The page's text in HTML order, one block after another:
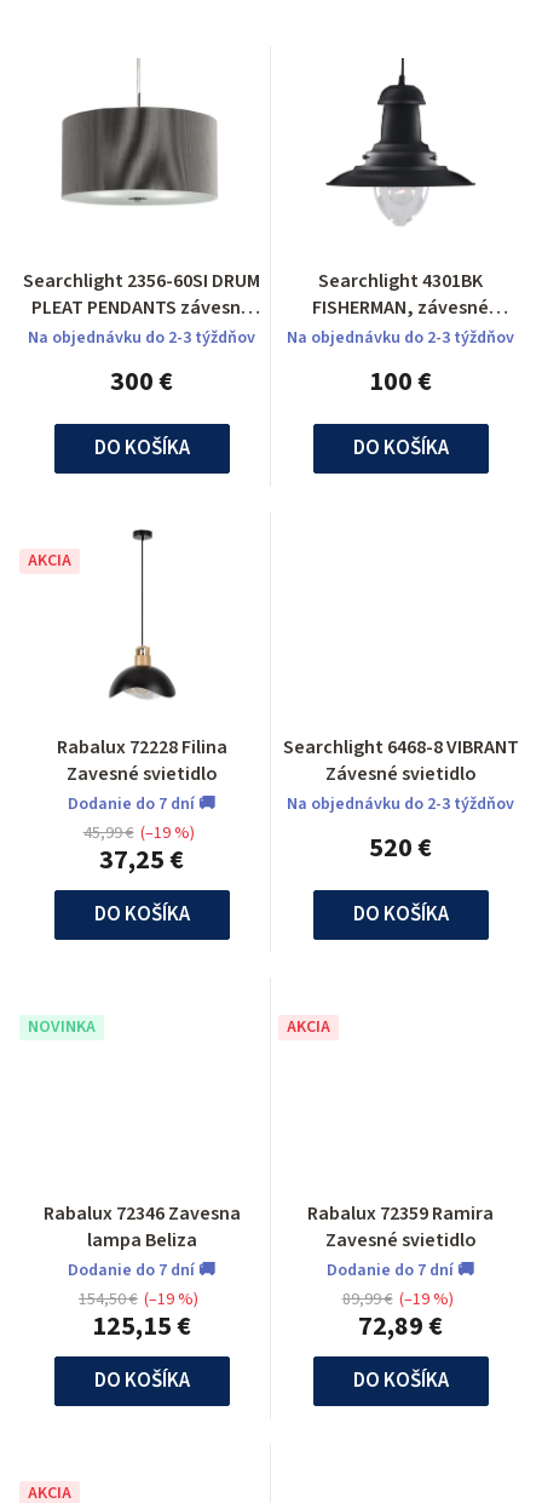
Searchlight 2356-60SI DRUM
PLEAT PENDANTS závesné
svietidlo
Na objednávku do 2-3 týždňov
300 €
DO KOŠÍKA
Searchlight 4301BK
FISHERMAN, závesné
svietidlo
Na objednávku do 2-3 týždňov
100 €
DO KOŠÍKA
AKCIA
Rabalux 72228 Filina
Zavesné svietidlo
Dodanie do 7 dní 🚚
37,25 €
45,99 € (–19 %)
DO KOŠÍKA
Searchlight 6468-8 VIBRANT
Závesné svietidlo
Na objednávku do 2-3 týždňov
520 €
DO KOŠÍKA
NOVINKA
Rabalux 72346 Zavesna
lampa Beliza
Dodanie do 7 dní 🚚
125,15 €
154,50 € (–19 %)
DO KOŠÍKA
AKCIA
Rabalux 72359 Ramira
Zavesné svietidlo
Dodanie do 7 dní 🚚
72,89 €
89,99 € (–19 %)
DO KOŠÍKA
AKCIA